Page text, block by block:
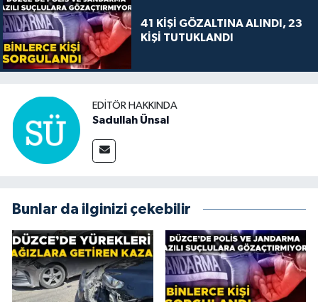
41 KİŞİ GÖZALTINA ALINDI, 23
KİŞİ TUTUKLANDI
EDITÖR HAKKINDA
Sadullah Ünsal
Bunlar da ilginizi çekebilir